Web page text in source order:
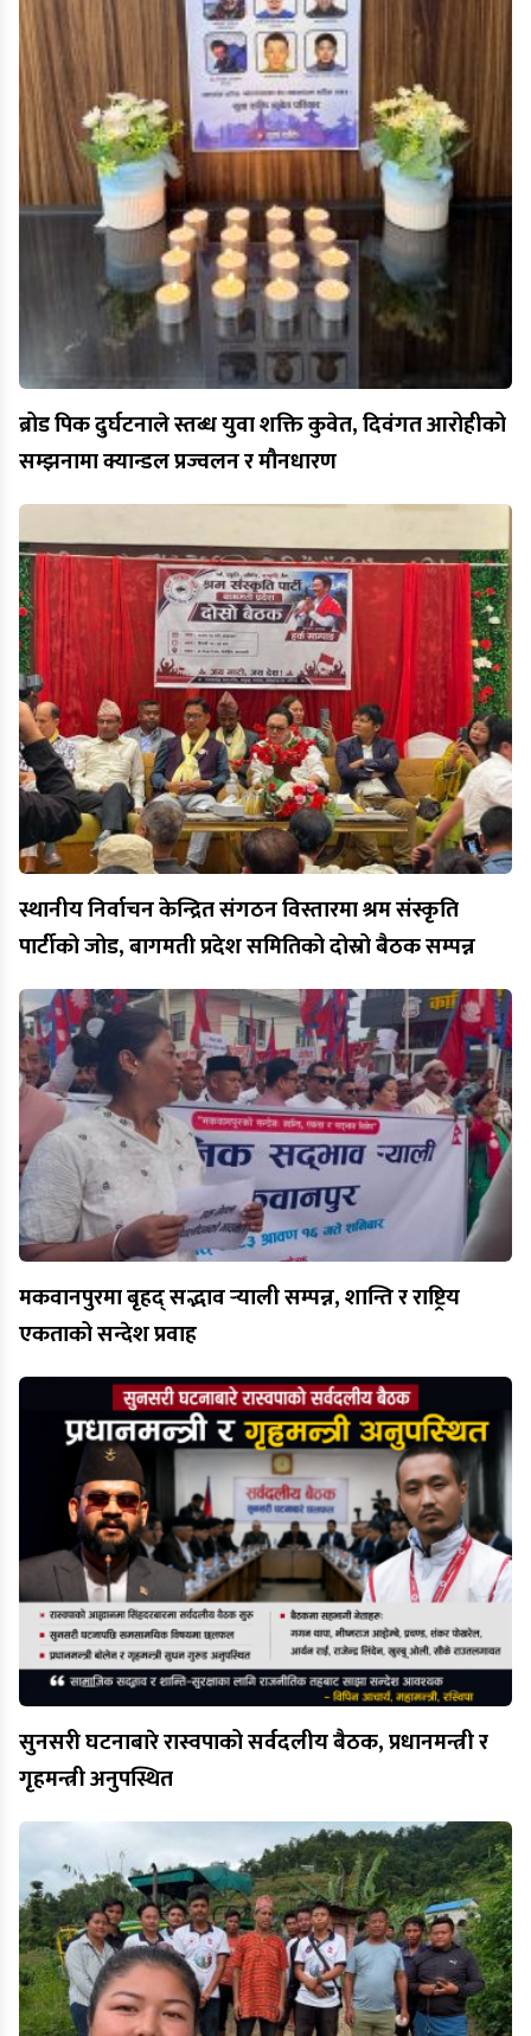
ब्रोड पिक दुर्घटनाले स्तब्ध युवा शक्ति कुवेत, दिवंगत आरोहीको
सम्झनामा क्यान्डल प्रज्वलन र मौनधारण
स्थानीय निर्वाचन केन्द्रित संगठन विस्तारमा श्रम संस्कृति
पार्टीको जोड, बागमती प्रदेश समितिको दोस्रो बैठक सम्पन्न
मकवानपुरमा बृहद् सद्भाव र्‍याली सम्पन्न, शान्ति र राष्ट्रिय
एकताको सन्देश प्रवाह
सुनसरी घटनाबारे रास्वपाको सर्वदलीय बैठक, प्रधानमन्त्री र
गृहमन्त्री अनुपस्थित